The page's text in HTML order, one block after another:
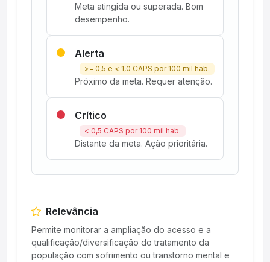
Meta atingida ou superada. Bom
desempenho.
Alerta
>= 0,5 e < 1,0 CAPS por 100 mil hab.
Próximo da meta. Requer atenção.
Crítico
< 0,5 CAPS por 100 mil hab.
Distante da meta. Ação prioritária.
Relevância
Permite monitorar a ampliação do acesso e a
qualificação/diversificação do tratamento da
população com sofrimento ou transtorno mental e